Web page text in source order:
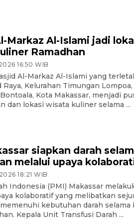
Markaz Al-Islami jadi
Ramadhan
16:50 WIB
Al-Markaz Al-Islami yang
Raya, Kelurahan Timungan Lompoa,
Kota Makassar, menjadi
dan lokasi wisata kuliner selama ...
siapkan darah
melalui upaya
18:21 WIB
Indonesia (PMI) Makassar
kolaboratif yang melibatkan
kebutuhan darah selama
Kepala Unit Transfusi Darah ...